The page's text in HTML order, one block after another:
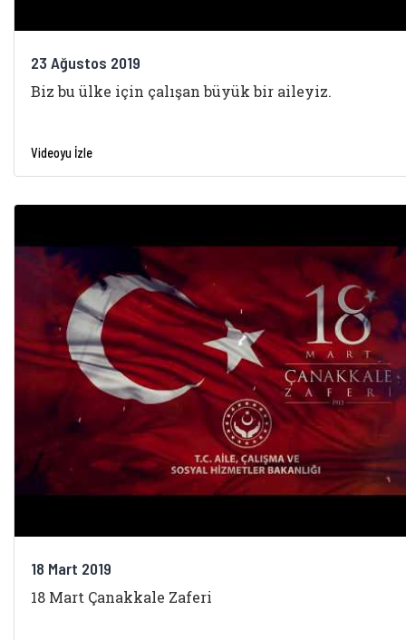
23 Ağustos 2019
Biz bu ülke için çalışan büyük bir aileyiz.
Videoyu İzle
18 Mart 2019
18 Mart Çanakkale Zaferi